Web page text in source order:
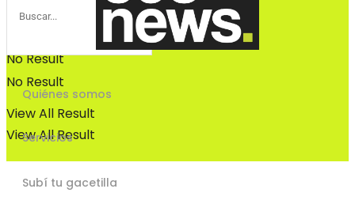
No Result
View All Result
No Result
View All Result
Quiénes somos
Servicios
Subí tu gacetilla